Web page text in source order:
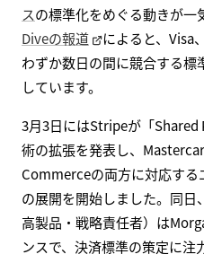
スの標準化をめぐる動きが一
Diveの報道
によると、Visa
わずか数日の間に競合する
しています。
3月3日にはStripeが「Shared
術の拡張を発表し、
Commerceの両方に対応する
の展開を開始しました。同
高製品・戦略責任者）は
ンスで、決済標準の策定に注